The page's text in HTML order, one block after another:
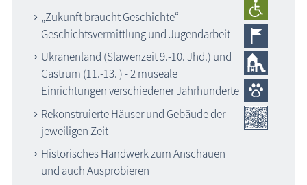
„Zukunft braucht Geschichte“ -
Geschichtsvermittlung und Jugendarbeit
Ukranenland (Slawenzeit 9.-10. Jhd.) und
Castrum (11.-13. ) - 2 museale
Einrichtungen verschiedener Jahrhunderte
Rekonstruierte Häuser und Gebäude der
jeweiligen Zeit
Historisches Handwerk zum Anschauen
und auch Ausprobieren